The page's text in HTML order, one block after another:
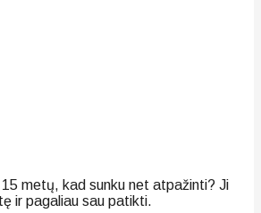
metų, kad sunku net atpažinti? Ji
ir pagaliau sau patikti.